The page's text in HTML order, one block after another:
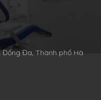
Đống Đa, Thành phố Hà